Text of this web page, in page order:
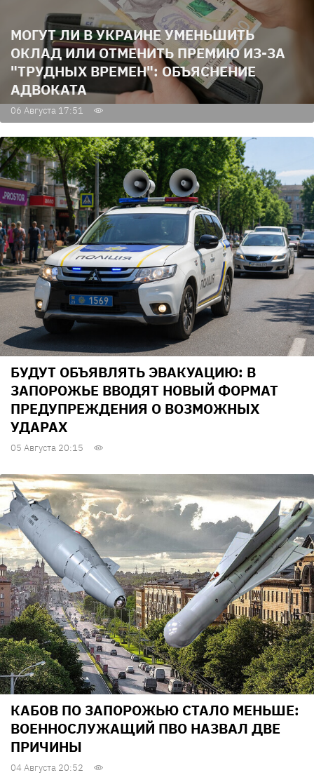
МОГУТ ЛИ В УКРАИНЕ УМЕНЬШИТЬ
ОКЛАД ИЛИ ОТМЕНИТЬ ПРЕМИЮ ИЗ-ЗА
"ТРУДНЫХ ВРЕМЕН": ОБЪЯСНЕНИЕ
АДВОКАТА
06 Августа 17:51
БУДУТ ОБЪЯВЛЯТЬ ЭВАКУАЦИЮ: В
ЗАПОРОЖЬЕ ВВОДЯТ НОВЫЙ ФОРМАТ
ПРЕДУПРЕЖДЕНИЯ О ВОЗМОЖНЫХ
УДАРАХ
05 Августа 20:15
КАБОВ ПО ЗАПОРОЖЬЮ СТАЛО МЕНЬШЕ:
ВОЕННОСЛУЖАЩИЙ ПВО НАЗВАЛ ДВЕ
ПРИЧИНЫ
04 Августа 20:52